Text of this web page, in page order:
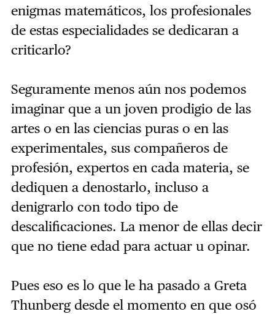
enigmas matemáticos, los profesionales
de estas especialidades se dedicaran a
criticarlo?
Seguramente menos aún nos podemos
imaginar que a un joven prodigio de las
artes o en las ciencias puras o en las
experimentales, sus compañeros de
profesión, expertos en cada materia, se
dediquen a denostarlo, incluso a
denigrarlo con todo tipo de
descalificaciones. La menor de ellas decir
que no tiene edad para actuar u opinar.
Pues eso es lo que le ha pasado a Greta
Thunberg desde el momento en que osó